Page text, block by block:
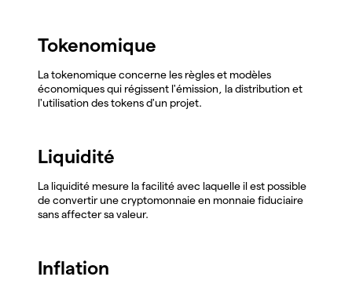
Tokenomique
La tokenomique concerne les règles et modèles
économiques qui régissent l'émission, la distribution et
l'utilisation des tokens d'un projet.
Liquidité
La liquidité mesure la facilité avec laquelle il est possible
de convertir une cryptomonnaie en monnaie fiduciaire
sans affecter sa valeur.
Inflation